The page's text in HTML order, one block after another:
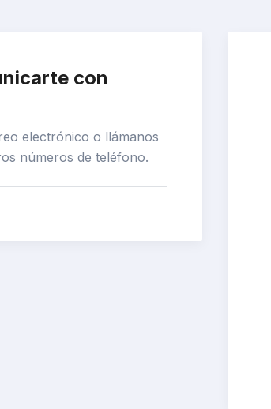
con
electrónico o llámanos
números de teléfono.